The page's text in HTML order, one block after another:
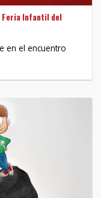
Feria Infantil del
en el encuentro